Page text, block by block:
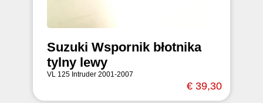
Suzuki Wspornik błotnika
tylny lewy
VL 125 Intruder 2001-2007
€ 39,30